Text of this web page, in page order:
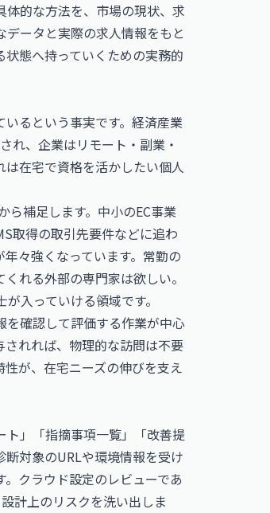
体的な方法を、市場の現状、求
ータと実際の求人情報をもと
態へ持っていくための実務的
るという事実です。経済産業
れ、企業はリモート・副業・
在宅で資格を活かしたい個人
ら補足します。中小のEC事業
取得の取引先要件などに追わ
々強くなっています。常勤の
れる外部の専門家は欲しい。
入っていける領域です。
を確認して評価する作業が中心
れれば、物理的な訪問は不要
が、在宅ニーズの伸びを支え
」「指摘事項一覧」「改善提
対象のURLや環境情報を受け
クラウド設定のレビューであ
計上のリスクを洗い出しま